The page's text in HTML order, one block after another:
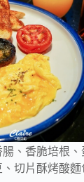
、香脆培根、
切片酥烤酸麵